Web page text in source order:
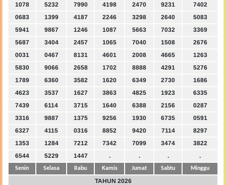
1078
5232 7990 4198 2470 9231
7402
0683
1399 4187 2246 3298 2640
5083
5941
9867 1246 1087 5663 7032
3369
5687
3404 2457 1065 7040 1508
2676
0031
0467 8131 4601 2008 4665
1263
5830
9066 2658 1702 8888 4291
5276
1789
6360 3582 1620 6349 2730
1686
4623
3537 1627 3863 4825 1923
6335
7439
6114 3715 1640 6388 2156
0287
3316
9887 1375 9256 1930 6735
0591
6327
4115 0316 8852 9420 7114
8297
1353
1284 7212 7342 7099 3474
3822
6544
5229 1447 . . . .
Senin Selasa Rabu Kamis Jumat Sabtu Minggu
TAHUN 2026